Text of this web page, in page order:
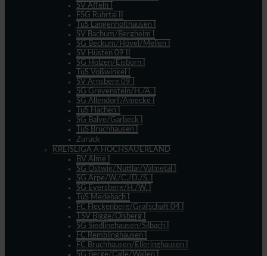
SV Affeln I
FSG Ruhrtal II
TuS Langenholthausen I
SV Bachum/Bergheim I
SG Beckum/Hövel/Mellen I
SV Hüsten 09 II
SG Holzen/Eisborn I
TuS Voßwinkel I
SV Arnsberg 09 I
SG Grevenstein/H./A. I
SG Allendorf/Amecke I
TuS Hachen I
SG Balve/Garbeck I
TuS Bruchhausen I
Zurück
KREISLIGA A HOCHSAUERLAND
BV Alme I
SG Ostwig/Nuttlar/Valmetal I
SG Arpe/W./C./D./S. I
SG Eversberg/H./W. I
TuS Medebach I
FC Fleckenberg/Grafschaft 04 I
TSV Bigge/Olsberg I
SG Siedlinghausen/Silbach I
FC Remblinghausen I
FC Bruchhausen/Elleringhausen I